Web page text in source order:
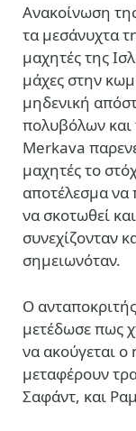
Ανακοίνωση
τα μεσάνυχτα
μαχητές της
μάχες στην
μηδενική
πολυβόλων και
Merkava
μαχητές το
αποτέλεσμα να
να σκοτωθεί
συνεχίζονταν
σημειωνόταν.
Ο
μετέδωσε πως
να ακούγεται
μεταφέρουν
Σαφάντ, και